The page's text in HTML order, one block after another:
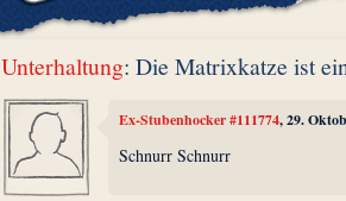
Unterhaltung: Die Matrixkatze ist
Ex-Stubenhocker #111774, 29.
Schnurr Schnurr